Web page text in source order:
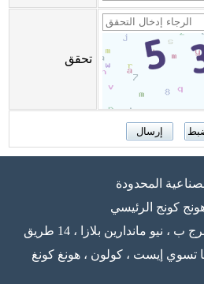
تحقق
المحدودة
غرفة 608-610 ، 6 / واو ، برج ب ، نيو ماندارين بلازا ، 14 طريق
تسوي إيست ، كولون ، هونغ كونغ